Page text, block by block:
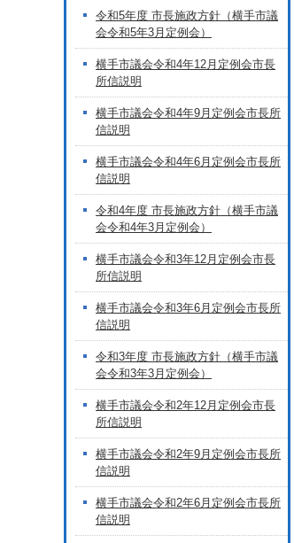
令和5年度 市長施政方針（横手市議
会令和5年3月定例会）
横手市議会令和4年12月定例会市長
所信説明
横手市議会令和4年9月定例会市長所
信説明
横手市議会令和4年6月定例会市長所
信説明
令和4年度 市長施政方針（横手市議
会令和4年3月定例会）
横手市議会令和3年12月定例会市長
所信説明
横手市議会令和3年6月定例会市長所
信説明
令和3年度 市長施政方針（横手市議
会令和3年3月定例会）
横手市議会令和2年12月定例会市長
所信説明
横手市議会令和2年9月定例会市長所
信説明
横手市議会令和2年6月定例会市長所
信説明